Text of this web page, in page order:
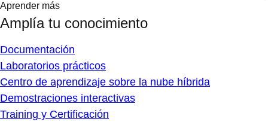
Aprender más
Amplía tu conocimiento
Documentación
Laboratorios prácticos
Centro de aprendizaje sobre la nube híbrida
Demostraciones interactivas
Training y Certificación